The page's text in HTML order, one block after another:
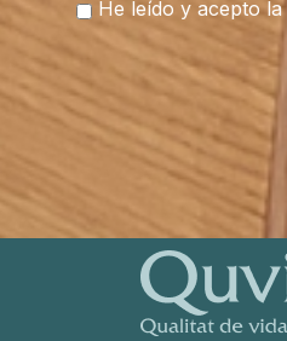
He leído y acepto la